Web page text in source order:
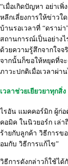
“เมื่อเกิดปัญหา อย่าเพิ่
หลีกเลี่ยงการให้ข่าวใ
บ้านรอเวลาที่ “ดราม่
สถานการณ์เป็นอย่าง
ด้วยความรู้สึกจากใจจ
จากนั้นก็ขอให้หยุดที่จ
ภาวะปกติเมื่อเวลาผ่าน
เวลาช่วยเยียวยาทุกสิ่ง
ไรอัน แมคคอร์มิก ผู้ก่
คอมิค ในนิวยอร์ก เล่า
ร้ายกับลูกค้า วิธีการข
อมกับ วิธีการแก้ไข”
วิธีการดังกล่าวก็ใช้ได้